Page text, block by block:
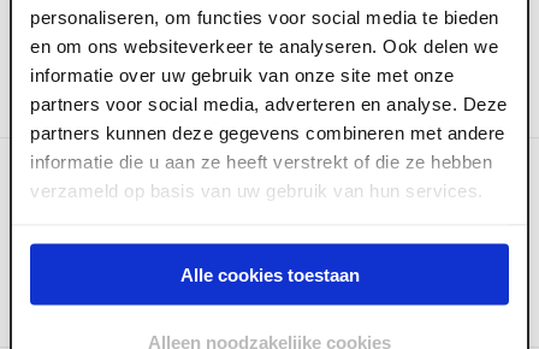
personaliseren, om functies voor social media te bieden
en om ons websiteverkeer te analyseren. Ook delen we
informatie over uw gebruik van onze site met onze
partners voor social media, adverteren en analyse. Deze
partners kunnen deze gegevens combineren met andere
informatie die u aan ze heeft verstrekt of die ze hebben
verzameld op basis van uw gebruik van hun services.
Alle cookies toestaan
Alleen noodzakelijke cookies
Categoriëen